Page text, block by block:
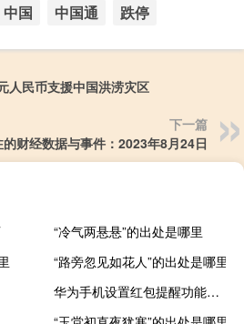
中国 中国通 跌停
人民币支援中国洪涝灾区
下一篇
财经数据与事件：2023年8月24日
“冷气两悬悬”的出处是哪里
“路旁忽见如花人”的出处是哪里
华为手机设置红包提醒功能的方法（华为手机设置红包提醒功能）